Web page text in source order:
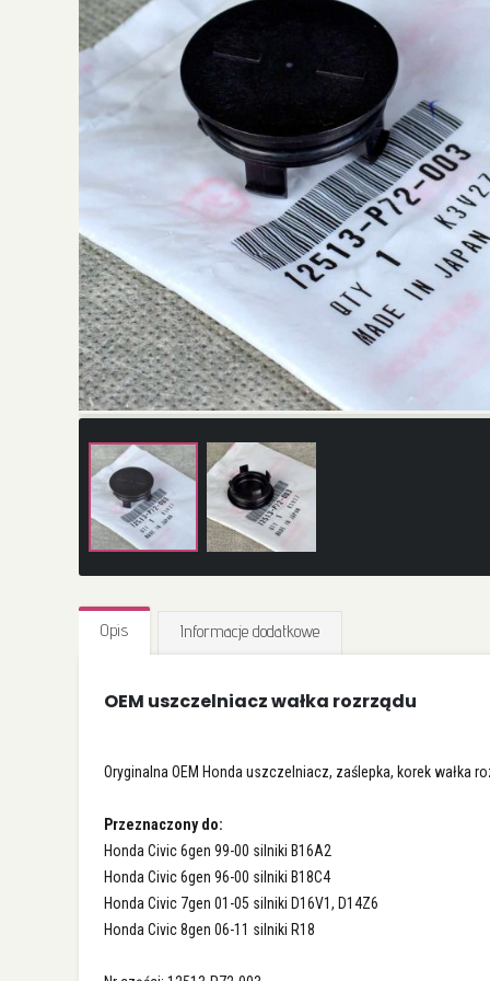
na
początek
Opis
OEM uszczelniacz wałka rozrządu
Oryginalna OEM Honda uszczelniacz, zaślepka, korek wałka
Przeznaczony do:
Honda Civic 6gen 99-00 silniki B16A2
Honda Civic 6gen 96-00 silniki B18C4
Honda Civic 7gen 01-05 silniki D16V1, D14Z6
Honda Civic 8gen 06-11 silniki R18
Informacje dodatkowe